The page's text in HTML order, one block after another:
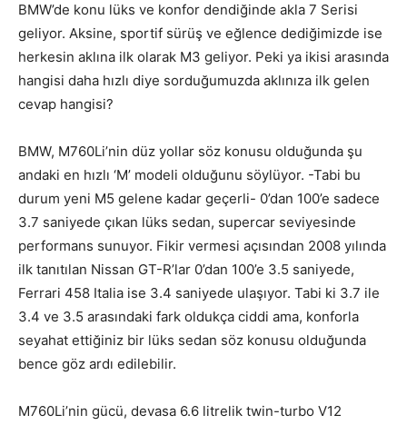
BMW’de konu lüks ve konfor dendiğinde akla 7 Serisi
geliyor. Aksine, sportif sürüş ve eğlence dediğimizde ise
herkesin aklına ilk olarak M3 geliyor. Peki ya ikisi arasında
hangisi daha hızlı diye sorduğumuzda aklınıza ilk gelen
cevap hangisi?
BMW, M760Li’nin düz yollar söz konusu olduğunda şu
andaki en hızlı ‘M’ modeli olduğunu söylüyor. -Tabi bu
durum yeni M5 gelene kadar geçerli- 0’dan 100’e sadece
3.7 saniyede çıkan lüks sedan, supercar seviyesinde
performans sunuyor. Fikir vermesi açısından 2008 yılında
ilk tanıtılan Nissan GT-R’lar 0’dan 100’e 3.5 saniyede,
Ferrari 458 Italia ise 3.4 saniyede ulaşıyor. Tabi ki 3.7 ile
3.4 ve 3.5 arasındaki fark oldukça ciddi ama, konforla
seyahat ettiğiniz bir lüks sedan söz konusu olduğunda
bence göz ardı edilebilir.
M760Li’nin gücü, devasa 6.6 litrelik twin-turbo V12